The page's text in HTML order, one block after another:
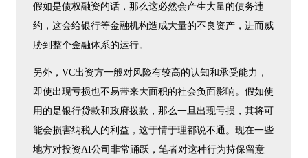
假如是债权融资的话，那么这必然会产生大量的债务违
约，这会给银行等金融机构造成大量的不良资产，进而威
胁到整个金融体系的运行。
另外，VC出资方一般对风险有较高的认知和承受能力，
即使出现亏损也不易带来大面积的社会负面影响。假如使
用的是银行贷款和政府拨款，那么一旦出现亏损，其将可
能会损害纳税人的利益，这于情于理都说不通。现在一些
地方对投资AI公司非常踊跃，笔者对这种行为持保留意